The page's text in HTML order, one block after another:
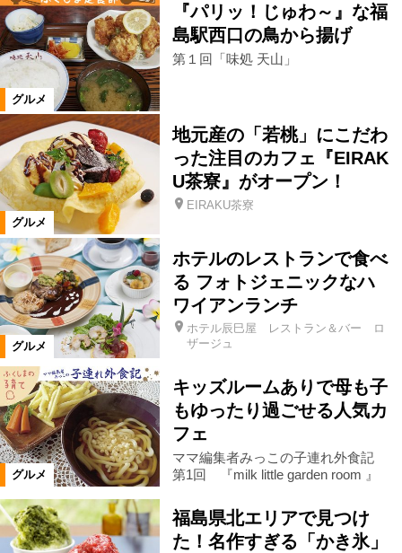
石川町 浅川町 川俣町
飯舘村 新地町
桑折町 福島県全域 西会津町
磐梯町 小野町 天栄村
泉崎村 平田村 塙町 三島町
金山町 下郷町 南会津町
浪江町 昭和村
川内村 棚倉町 広野町
矢祭町 葛尾村 矢吹町
山形県 宮城県 鮫川村
グルメ
『パリッ！じゅわ～』な福
島駅西口の鳥から揚げ
第１回「味処 天山」
グルメ
地元産の「若桃」にこだわ
った注目のカフェ『EIRAK
U茶寮』がオープン！
EIRAKU茶寮
グルメ
ホテルのレストランで食べ
る フォトジェニックなハ
ワイアンランチ
ホテル辰巳屋 レストラン＆バー ロ
ザージュ
グルメ
キッズルームありで母も子
もゆったり過ごせる人気カ
フェ
ママ編集者みっこの子連れ外食記
第1回 『milk little garden room 』
福島県北エリアで見つけ
た！名作すぎる「かき氷」